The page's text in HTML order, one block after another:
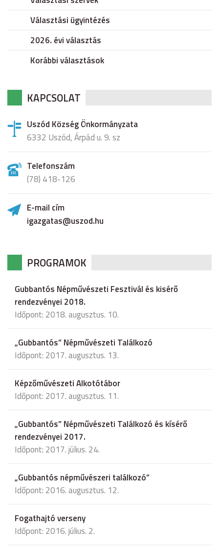
Választási ügyintézés
2026. évi választás
Korábbi választások
KAPCSOLAT
Uszód Község Önkormányzata
6332 Uszód, Árpád u. 9. sz
Telefonszám
(78) 418-126
E-mail cím
igazgatas@uszod.hu
PROGRAMOK
Gubbantós Népművészeti Fesztivál és kisérő
rendezvényei 2018.
Időpont: 2018. augusztus. 10.
„Gubbantós” Népművészeti Találkozó
Időpont: 2017. augusztus. 13.
Képzőművészeti Alkotótábor
Időpont: 2017. augusztus. 11.
„Gubbantós” Népművészeti Találkozó és kísérő
rendezvényei 2017.
Időpont: 2017. július. 24.
„Gubbantós népművészeri találkozó”
Időpont: 2016. augusztus. 12.
Fogathajtó verseny
Időpont: 2016. július. 2.